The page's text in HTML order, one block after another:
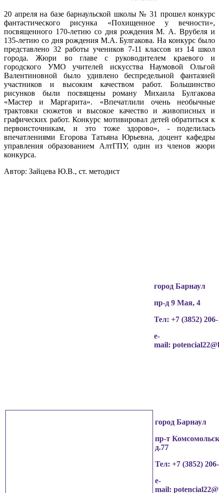
20 апреля на базе барнаульской школы № 31 прошел конкурс
фантастического рисунка «Похищенное у вечности»,
посвященного 170-летию со дня рождения М. А. Врубеля и
135-летию со дня рождения М.А. Булгакова. На конкурс было
представлено 32 работы учеников 7-11 классов из 14 школ
города. Жюри во главе с руководителем краевого и
городского УМО учителей искусства Наумовой Ольгой
Валентиновной было удивлено беспредельной фантазией
участников и высоким качеством работ. Большинство
рисунков были посвящены роману Михаила Булгакова
«Мастер и Маргарита». «Впечатлили очень необычные
трактовки сюжетов и высокое качество и живописных и
графических работ. Конкурс мотивировал детей обратиться к
первоисточникам, и это тоже здорово», - поделилась
впечатлениями Егорова Татьяна Юрьевна, доцент кафедры
управления образованием АлтГПУ, один из членов жюри
конкурса.
Автор: Зайцева Ю.В., ст. методист
город Барнаул
пр-д 9 Мая, 4
Тел: +7 (3852)
e-
mail:
город Барнаул
пр-т
д.77
Тел: +7 (3852)
e-
mail: